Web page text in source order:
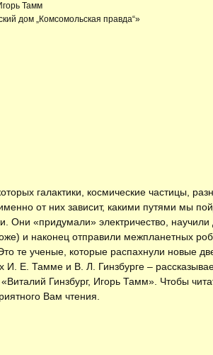
Тамм
дом „Комсомольская правда“»
галактики, космические частицы,
от них зависит, какими путями мы
Они «придумали» электричество,
и наконец отправили межпланетных
те ученые, которые распахнули новые
Е. Тамме и В. Л. Гинзбурге –
«Виталий Гинзбург, Игорь Тамм» . Чтобы
Вам чтения.